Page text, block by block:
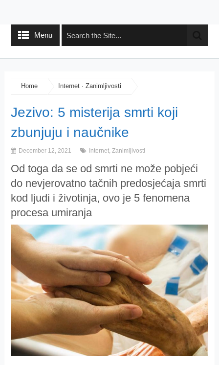
Menu
Home Internet· Zanimljivosti
Jezivo: 5 misterija smrti koji
zbunjuju i naučnike
December 12, 2021 Internet, Zanimljivosti
Od toga da se od smrti ne može pobjeći
do nevjerovatno tačnih predosjećaja smrti
kod ljudi i životinja, ovo je 5 fenomena
procesa umiranja